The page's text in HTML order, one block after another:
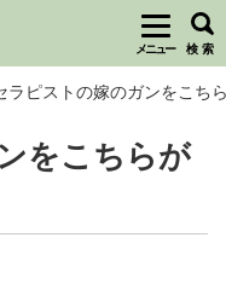
メニュー 検 索
ラピストの嫁のガンをこち
をこちらが